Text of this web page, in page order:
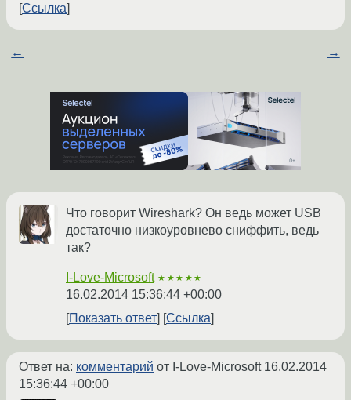
Ссылка
← →
Что говорит Wireshark? Он ведь может USB
достаточно низкоуровнево сниффить, ведь
так?
I-Love-Microsoft ★★★★★
16.02.2014 15:36:44 +00:00
Показать ответ
Ссылка
Ответ на: комментарий от I-Love-Microsoft 16.02.2014
15:36:44 +00:00